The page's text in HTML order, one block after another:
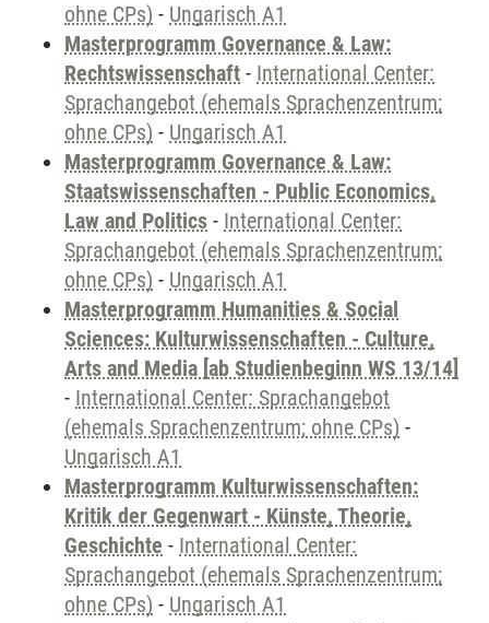
ohne CPs) - Ungarisch A1
Masterprogramm Governance & Law:
Rechtswissenschaft - International Center:
Sprachangebot (ehemals Sprachenzentrum;
ohne CPs) - Ungarisch A1
Masterprogramm Governance & Law:
Staatswissenschaften - Public Economics,
Law and Politics - International Center:
Sprachangebot (ehemals Sprachenzentrum;
ohne CPs) - Ungarisch A1
Masterprogramm Humanities & Social
Sciences: Kulturwissenschaften - Culture,
Arts and Media [ab Studienbeginn WS 13/14]
- International Center: Sprachangebot
(ehemals Sprachenzentrum; ohne CPs) -
Ungarisch A1
Masterprogramm Kulturwissenschaften:
Kritik der Gegenwart - Künste, Theorie,
Geschichte - International Center:
Sprachangebot (ehemals Sprachenzentrum;
ohne CPs) - Ungarisch A1